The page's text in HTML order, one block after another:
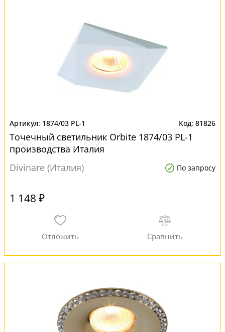
1874/03 PL-1 81826
Точечный светильник Orbite 1874/03 PL-1
производства Италия
Divinare (Италия)
По запросу
1 148 ₽